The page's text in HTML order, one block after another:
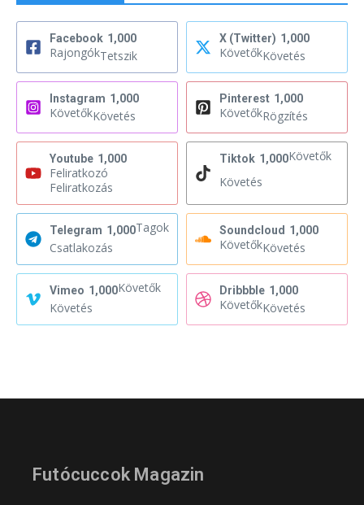
Facebook 1,000
RajongókTetszik
X (Twitter) 1,000
KövetőkKövetés
Instagram 1,000
KövetőkKövetés
Pinterest 1,000
KövetőkRögzítés
Youtube 1,000
Feliratkozó
Feliratkozás
Tiktok 1,000Követők
Követés
Telegram 1,000Tagok
Csatlakozás
Soundcloud 1,000
KövetőkKövetés
Vimeo 1,000Követők
Követés
Dribbble 1,000
KövetőkKövetés
Futócuccok Magazin